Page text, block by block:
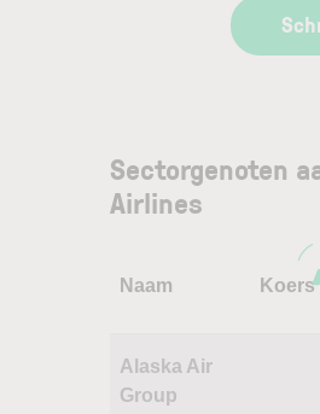
Sectorgenoten
Airlines
Naam Koers
Alaska Air
Group